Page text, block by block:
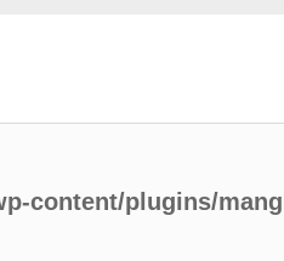
content/plugins/